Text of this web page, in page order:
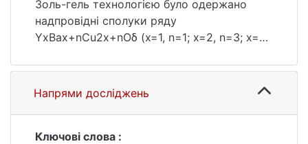
Золь-гель технологією було одержано
надпровідні сполуки ряду
YxBax+nCu2x+nOδ (x=1, n=1; x=2, n=3; x=3,
Процес синтезу охарактеризований за
допомогою термічного, ІЧ-
спектроскопічного аналізів та
Завдяки термічному аналізу шихти
Напрями досліджень
Ключові слова :